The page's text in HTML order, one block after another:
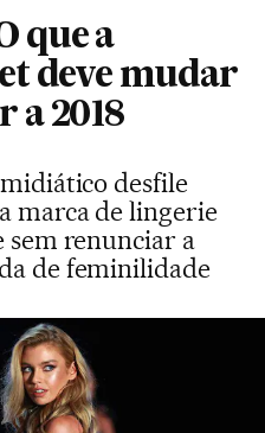
que a
deve mudar
a 2018
desfile
marca de lingerie
sem renunciar a
de feminilidade